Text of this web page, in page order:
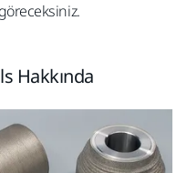
Hakkında